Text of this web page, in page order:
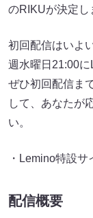
のRIKUが決定し
初回配信はいよ
週水曜日21:00に
ぜひ初回配信ま
して、あなたが
い。
・Lemino特設サ
配信概要